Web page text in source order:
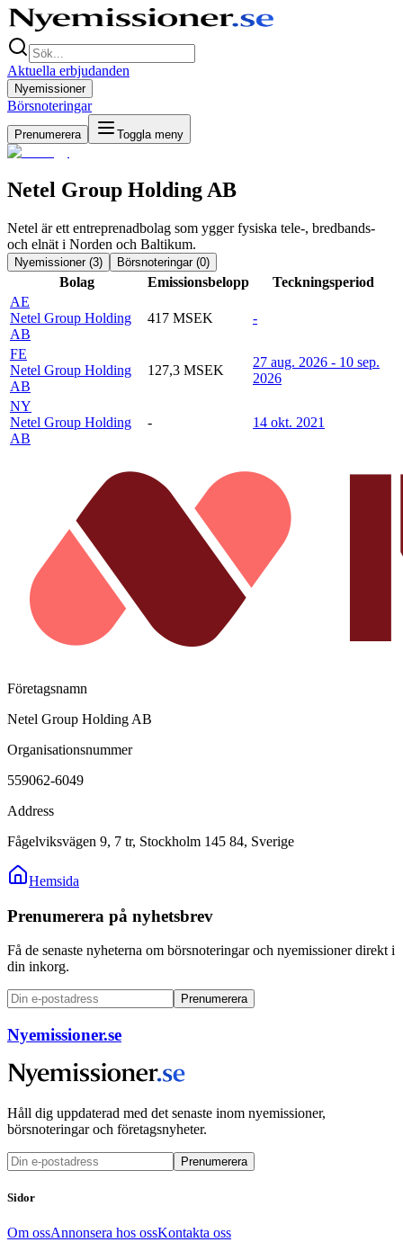
Aktuella erbjudanden
Nyemissioner
Börsnoteringar
Prenumerera Toggla meny
Netel Group Holding AB
Netel är ett entreprenadbolag som ygger fysiska tele-, bredbands-
och elnät i Norden och Baltikum.
Nyemissioner (3) Börsnoteringar (0)
Bolag Emissionsbelopp
Teckningsperiod
AE
Netel Group Holding
AB
417 MSEK -
FE
Netel Group Holding
AB
127,3 MSEK
27 aug. 2026 - 10 sep.
2026
NY
Netel Group Holding
AB
- 14 okt. 2021
Företagsnamn
Netel Group Holding AB
Organisationsnummer
559062-6049
Address
Fågelviksvägen 9, 7 tr, Stockholm 145 84, Sverige
Hemsida
Prenumerera på nyhetsbrev
Få de senaste nyheterna om börsnoteringar och nyemissioner direkt i
din inkorg.
Prenumerera
Nyemissioner.se
Håll dig uppdaterad med det senaste inom nyemissioner,
börsnoteringar och företagsnyheter.
Prenumerera
Sidor
Om ossAnnonsera hos ossKontakta oss